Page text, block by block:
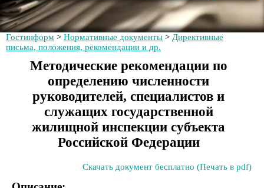
Гостинформ > Нормативные документы > Директивные
письма, положения, рекомендации и др.
Методические рекомендации по
определению численности
руководителей, специалистов и
служащих государственной
жилищной инспекции субъекта
Российской Федерации
Скачать документ бесплатно (Печать в pdf)